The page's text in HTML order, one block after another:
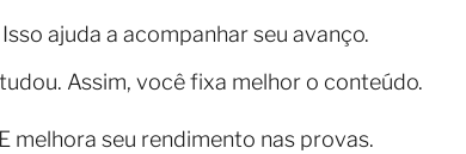
ajuda a acompanhar seu avanço.
Assim, você fixa melhor o conteúdo.
melhora seu rendimento nas provas.